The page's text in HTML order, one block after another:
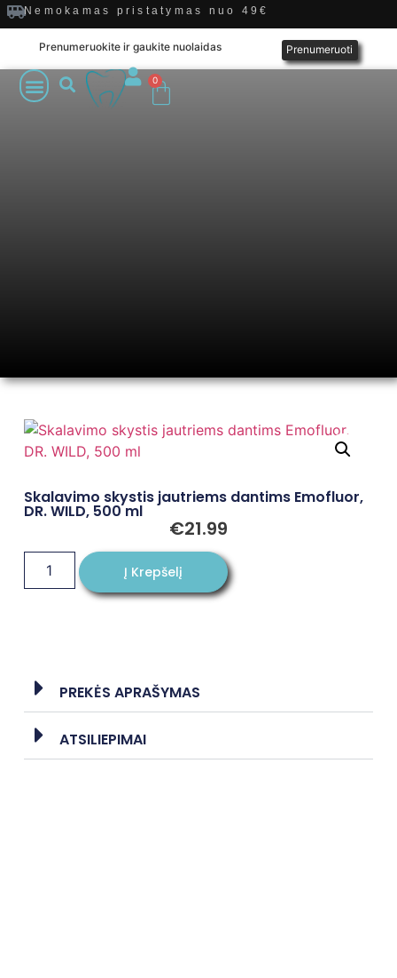
Nemokamas pristatymas nuo 49€
Prenumeruokite ir gaukite nuolaidas Prenumeruoti
0
Skalavimo skystis jautriems dantims Emofluor,
DR. WILD, 500 ml
€21.99
PREKĖS APRAŠYMAS
ATSILIEPIMAI
Į Krepšelį